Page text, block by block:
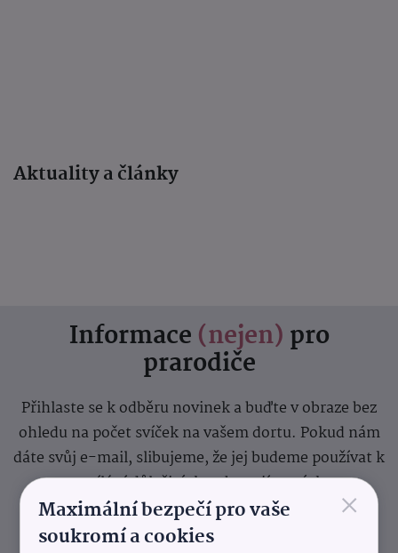
Aktuality a články
Informace (nejen) pro
prarodiče
Přihlaste se k odběru novinek a buďte v obraze bez
ohledu na počet svíček na vašem dortu. Pokud nám
dáte svůj e-mail, slibujeme, že jej budeme používat k
zasílání důležitých nebo zajímavých
sdělení.Prosíme, zkontrolujte si svoji emailovou
schránku, kam jsme poslali potvrzovací e-mail.
×
Maximální bezpečí pro vaše
soukromí a cookies